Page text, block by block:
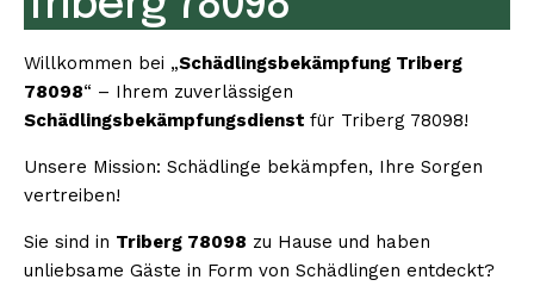
Willkommen bei „Schädlingsbekämpfung Triberg
78098“ – Ihrem zuverlässigen
Schädlingsbekämpfungsdienst für Triberg 78098!
Unsere Mission: Schädlinge bekämpfen, Ihre Sorgen
vertreiben!
Sie sind in Triberg 78098 zu Hause und haben
unliebsame Gäste in Form von Schädlingen entdeckt?